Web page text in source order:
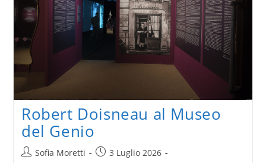
Robert Doisneau al Museo
del Genio
AutoreSofia Moretti
Articolo3 Luglio 2026